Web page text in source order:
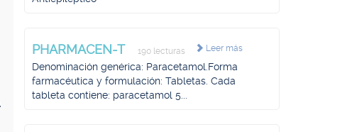
Leer más
PHARMACEN-T 190 lecturas
Denominación genérica: Paracetamol.Forma
farmacéutica y formulación: Tabletas. Cada
tableta contiene: paracetamol 5...